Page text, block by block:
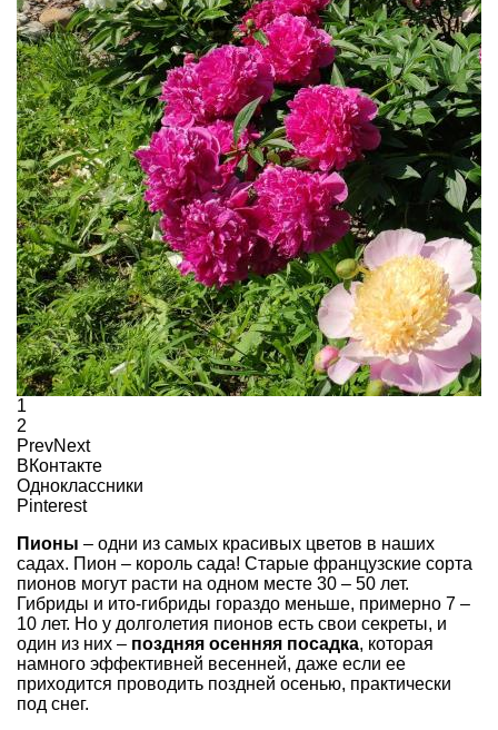
1
2
PrevNext
ВКонтакте
Одноклассники
Pinterest
Пионы – одни из самых красивых цветов в наших
садах. Пион – король сада! Старые французские сорта
пионов могут расти на одном месте 30 – 50 лет.
Гибриды и ито-гибриды гораздо меньше, примерно 7 –
10 лет. Но у долголетия пионов есть свои секреты, и
один из них – поздняя осенняя посадка, которая
намного эффективней весенней, даже если ее
приходится проводить поздней осенью, практически
под снег.